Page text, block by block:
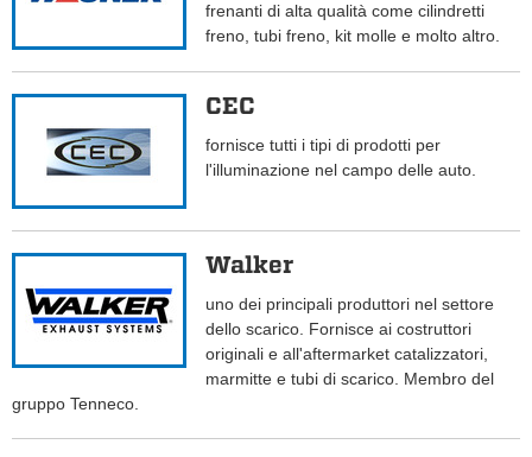
frenanti di alta qualità come cilindretti
freno, tubi freno, kit molle e molto altro.
CEC
fornisce tutti i tipi di prodotti per
l'illuminazione nel campo delle auto.
Walker
uno dei principali produttori nel settore
dello scarico. Fornisce ai costruttori
originali e all'aftermarket catalizzatori,
marmitte e tubi di scarico. Membro del
gruppo Tenneco.